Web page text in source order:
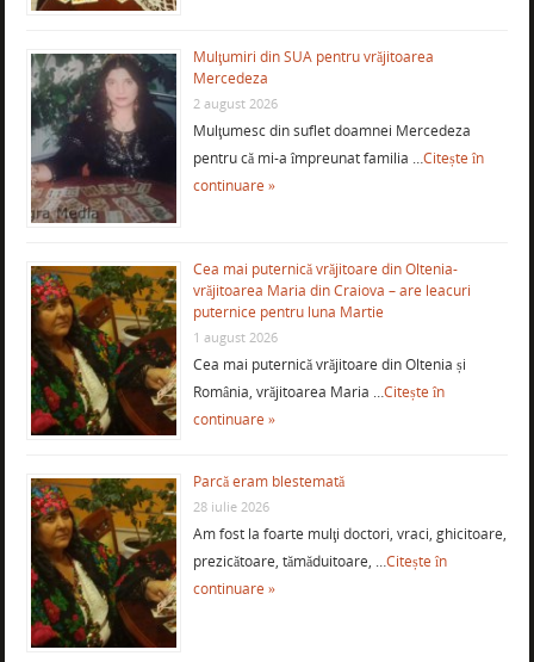
Mulţumiri din SUA pentru vrăjitoarea
Mercedeza
2 august 2026
Mulţumesc din suflet doamnei Mercedeza
pentru că mi-a împreunat familia …Citește în
continuare »
Cea mai puternică vrăjitoare din Oltenia-
vrăjitoarea Maria din Craiova – are leacuri
puternice pentru luna Martie
1 august 2026
Cea mai puternică vrăjitoare din Oltenia și
România, vrăjitoarea Maria …Citește în
continuare »
Parcă eram blestemată
28 iulie 2026
Am fost la foarte mulţi doctori, vraci, ghicitoare,
prezicătoare, tămăduitoare, …Citește în
continuare »